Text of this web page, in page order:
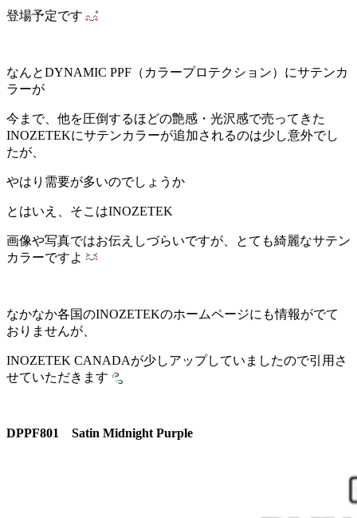
登場予定です
なんとDYNAMIC PPF（カラープロテクション）にサテンカ
ラーが
今まで、他を圧倒するほどの艶感・光沢感で売ってきた
INOZETEKにサテンカラーが追加されるのは少し意外でし
たが、
やはり需要が多いのでしょうか
とはいえ、そこはINOZETEK
画像や写真ではお伝えしづらいですが、とても綺麗なサテン
カラーですよ
なかなか各国のINOZETEKのホームページにも情報がでて
おりませんが、
INOZETEK CANADAが少しアップしていましたので引用さ
せていただきます
DPPF801 Satin Midnight Purple